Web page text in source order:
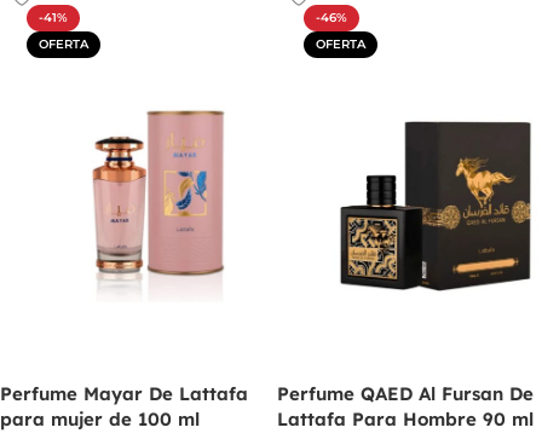
-41%
OFERTA
Perfume Mayar De Lattafa
para mujer de 100 ml
-46%
OFERTA
Perfume QAED Al Fursan De
Lattafa Para Hombre 90 ml